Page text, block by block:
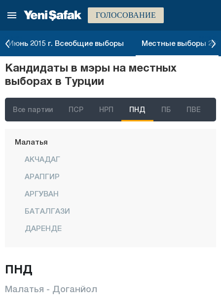
ГОЛОСОВАНИЕ
Июнь 2015 г. Всеобщие выборы Местные выборы
Кандидаты в мэры на местных
выборах в Турции
Все партии ПСР НРП ПНД ПБ ПВЕ
Килис
Кыршехир
Коджаэли
Кютахья
Малатья
АКЧАДАГ
АРАПГИР
АРГУВАН
БАТАЛГАЗИ
ДАРЕНДЕ
ДОГАНЙОЛ
ХЕКИМХАН
ПНД
Малатья - Доганйол